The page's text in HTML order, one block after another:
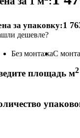
за упаковку:1
дешевле?
Без монтажаС
площадь м2